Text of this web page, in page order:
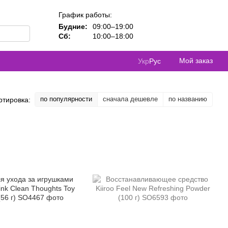
График работы:
Будние:
09:00–19:00
Сб:
10:00–18:00
УкрРус Мой заказ
по популярности сначала дешевле по названию